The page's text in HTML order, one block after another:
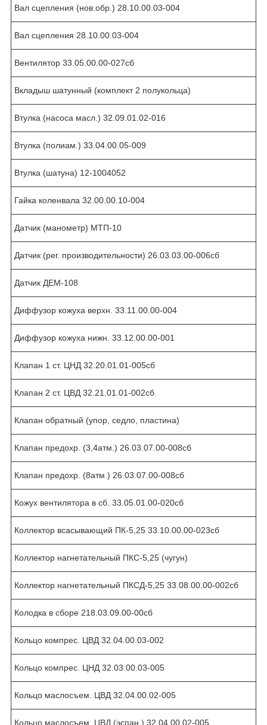
Вал сцепления (нов.обр.) 28.10.00.03-004
Вал сцепления 28.10.00.03-004
Вентилятор 33.05.00.00-027сб
Вкладыш шатунный (комплект 2 полукольца)
Втулка (насоса масл.) 32.09.01.02-016
Втулка (полиам.) 33.04.00.05-009
Втулка (шатуна) 12-1004052
Гайка коленвала 32.00.00.10-004
Датчик (манометр) МТП-10
Датчик (рег. производительности) 26.03.03.00-006сб
Датчик ДЕМ-108
Диффузор кожуха верхн. 33.11.00.00-004
Диффузор кожуха нижн. 33.12.00.00-001
Клапан 1 ст. ЦНД 32.20.01.01-005сб
Клапан 2 ст. ЦВД 32.21.01.01-002сб
Клапан обратный (упор, седло, пластина)
Клапан предохр. (3,4атм.) 26.03.07.00-008сб
Клапан предохр. (8атм.) 26.03.07.00-008сб
Кожух вентилятора в сб. 33.05.01.00-020сб
Коллектор всасывающий ПК-5,25 33.10.00.00-023сб
Коллектор нагнетательный ПКС-5,25 (чугун)
Коллектор нагнетательный ПКСД-5,25 33.08.00.00-002сб
Колодка в сборе 218.03.09.00-00сб
Кольцо компрес. ЦВД 32.04.00.03-002
Кольцо компрес. ЦНД 32.03.00.03-005
Кольцо маслосъем. ЦВД 32.04.00.02-005
Кольцо маслосъем. ЦВД (эспан.) 32.04.00.02-005